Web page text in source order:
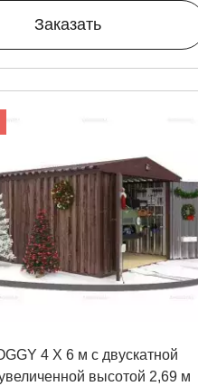
Заказать
4 Х 6 м с двускатной
высотой 2,69 м